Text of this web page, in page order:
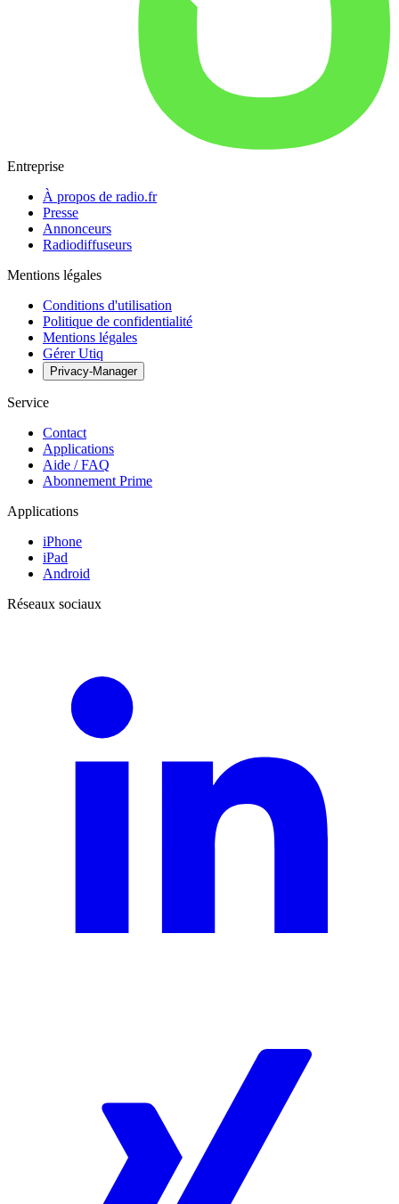
Entreprise
À propos de radio.fr
Presse
Annonceurs
Radiodiffuseurs
Mentions légales
Conditions d'utilisation
Politique de confidentialité
Mentions légales
Gérer Utiq
Privacy-Manager
Service
Contact
Applications
Aide / FAQ
Abonnement Prime
Applications
iPhone
iPad
Android
Réseaux sociaux